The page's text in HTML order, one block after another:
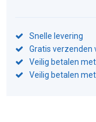
Snelle levering
Gratis verzenden
Veilig betalen met
Veilig betalen met